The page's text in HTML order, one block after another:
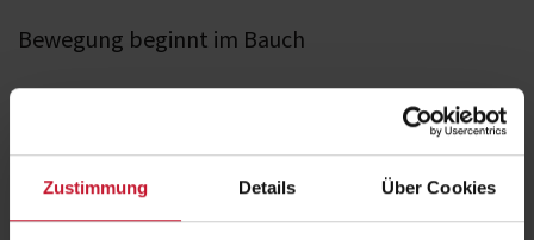
Zustimmung Details Über Cookies
Bewegung beginnt im Bauch
Wer sich regelmäßig bewegt, fühlt sich fitter. Doch warum fällt es
manchen so leicht – und anderen so schwer? Eine neue Erkenntnis:
Dein Darm spielt dabei eine entscheidende Rolle. Genauer gesagt: die
Was dein Mikrobiom mit Sport zu tun hat